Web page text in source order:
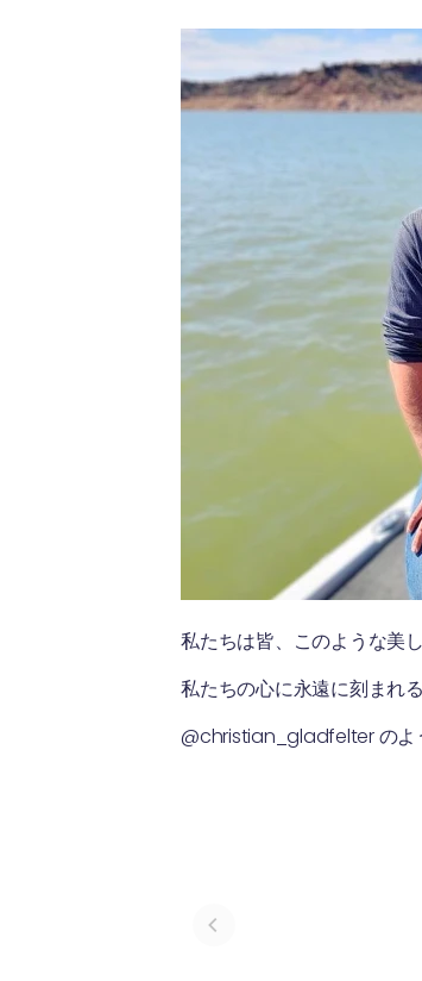
私たちは皆、このような美
私たちの心に永遠に刻まれ
@christian_gladfelter のよ